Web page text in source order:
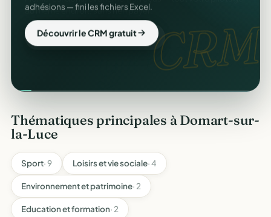
CRM.
adhésions — fini les fichiers Excel.
Découvrir le CRM gratuit
Thématiques principales à Domart-sur-
la-Luce
Sport· 9 Loisirs et vie sociale· 4
Environnement et patrimoine· 2
Education et formation· 2